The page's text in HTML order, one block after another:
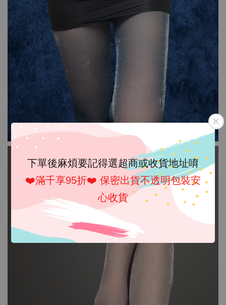
下單後麻煩要記得選超商或收貨地址唷
❤️滿千享95折❤️ 保密出貨不透明包裝安
心收貨